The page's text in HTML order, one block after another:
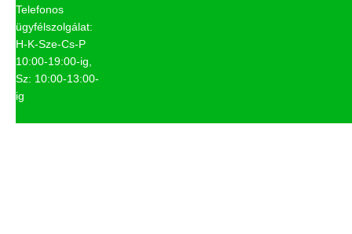
Telefonos
ügyfélszolgálat:
H-K-Sze-Cs-P
10:00-19:00-ig,
Sz: 10:00-13:00-
ig